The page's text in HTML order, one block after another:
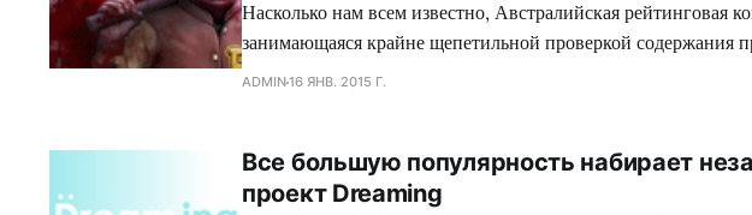
Насколько нам всем известно, Австралийская рейтинговая
занимающаяся крайне щепетильной проверкой содержания
производит современная игровая индустрия, подвергает
зеленного континента. Так сказать, под нож могло попасть
коллектива Dennaton
ADMIN16 ЯНВ. 2015 Г.
Все большую популярность набирает
проект Dreaming